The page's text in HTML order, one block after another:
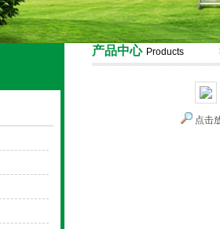
产品中心 Products
点击